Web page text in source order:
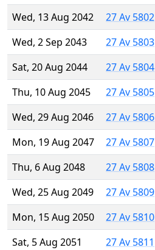
Wed, 13 Aug 2042
27 Av 5802
Wed, 2 Sep 2043
27 Av 5803
Sat, 20 Aug 2044
27 Av 5804
Thu, 10 Aug 2045
27 Av 5805
Wed, 29 Aug 2046
27 Av 5806
Mon, 19 Aug 2047
27 Av 5807
Thu, 6 Aug 2048
27 Av 5808
Wed, 25 Aug 2049
27 Av 5809
Mon, 15 Aug 2050
27 Av 5810
Sat, 5 Aug 2051
27 Av 5811